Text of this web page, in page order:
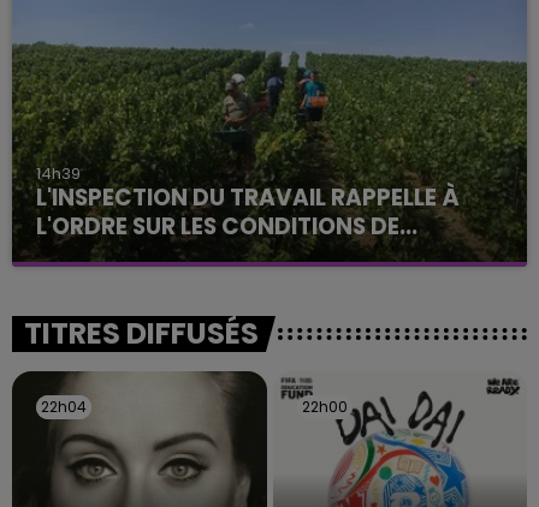
14h39
L'INSPECTION DU TRAVAIL RAPPELLE À
L'ORDRE SUR LES CONDITIONS DE...
Alors que les dates de début des vendange 2026
l'inspection du Travail en profite pour rappeler
les conditions de...
TITRES DIFFUSÉS
22h04
22h04 22h00
22h00